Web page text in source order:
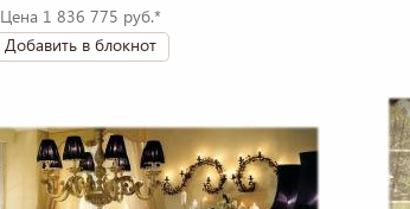
Цена 1 836 775 руб.*
Добавить в блокнот